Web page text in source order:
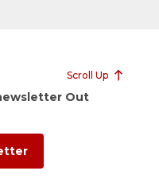
Scroll Up
Out